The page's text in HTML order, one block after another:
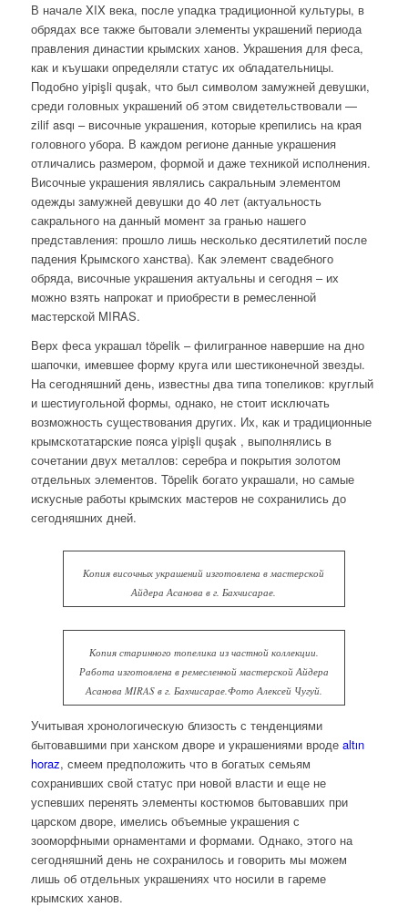
В начале XIX века, после упадка традиционной культуры, в
обрядах все также бытовали элементы украшений периода
правления династии крымских ханов. Украшения для феса,
как и къушаки определяли статус их обладательницы.
Подобно yiрişli quşak, что был символом замужней девушки,
среди головных украшений об этом свидетельствовали —
zilif asqı – височные украшения, которые крепились на края
головного убора. В каждом регионе данные украшения
отличались размером, формой и даже техникой исполнения.
Височные украшения являлись сакральным элементом
одежды замужней девушки до 40 лет (актуальность
сакрального на данный момент за гранью нашего
представления: прошло лишь несколько десятилетий после
падения Крымского ханства). Как элемент свадебного
обряда, височные украшения актуальны и сегодня – их
можно взять напрокат и приобрести в ремесленной
мастерской MIRAS.
Верх феса украшал töpelik – филигранное навершие на дно
шапочки, имевшее форму круга или шестиконечной звезды.
На сегодняшний день, известны два типа топеликов: круглый
и шестиугольной формы, однако, не стоит исключать
возможность существования других. Их, как и традиционные
крымскотатарские пояса yiрişli quşak , выполнялись в
сочетании двух металлов: серебра и покрытия золотом
отдельных элементов. Töpelik богато украшали, но самые
искусные работы крымских мастеров не сохранились до
сегодняшних дней.
Копия височных украшений изготовлена в мастерской
Айдера Асанова в г. Бахчисарае.
Копия старинного топелика из частной коллекции.
Работа изготовлена в ремесленной мастерской Айдера
Асанова MIRAS в г. Бахчисарае.Фото Алексей Чугуй.
Учитывая хронологическую близость с тенденциями
бытовавшими при ханском дворе и украшениями вроде altın
horaz, смеем предположить что в богатых семьям
сохранивших свой статус при новой власти и еще не
успевших перенять элементы костюмов бытовавших при
царском дворе, имелись объемные украшения с
зооморфными орнаментами и формами. Однако, этого на
сегодняшний день не сохранилось и говорить мы можем
лишь об отдельных украшениях что носили в гареме
крымских ханов.